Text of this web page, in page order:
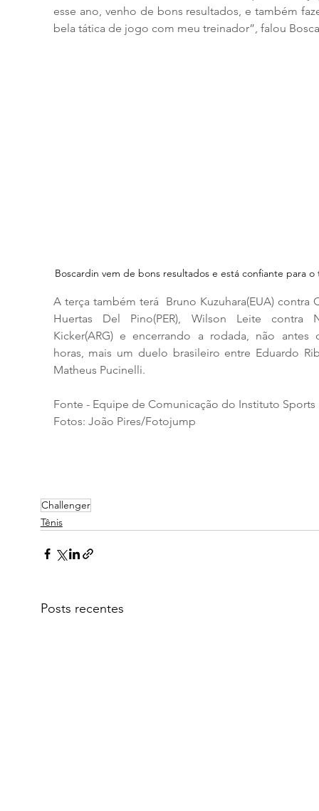
esse ano, venho de bons resultados, e também
bela tática de jogo com meu treinador”, falou
Boscardin vem de bons resultados e está confiante para o
A terça também terá  Bruno Kuzuhara(EUA) contra
Huertas Del Pino(PER), Wilson Leite contra
Kicker(ARG) e encerrando a rodada, não antes
horas, mais um duelo brasileiro entre Eduardo
Matheus Pucinelli.
Fonte - Equipe de Comunicação do Instituto Sports
Fotos: João Pires/Fotojump
Challenger
Tênis
Posts recentes